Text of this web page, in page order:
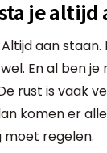
je altijd
aan
En al ben je
rust is vaak
komen er
moet regelen.